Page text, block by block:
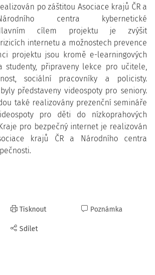
po záštitou Asociace krajů ČR a
centra kybernetické
cílem projektu je zvýšit
internetu a možnostech prevence
projektu jsou kromě e-learningových
studenty, připraveny lekce pro učitele,
sociální pracovníky a policisty.
představeny videospoty pro seniory.
také realizovány prezenční semináře
pro děti do nízkoprahových
pro bezpečný internet je realizován
krajů ČR a Národního centra
Tisknout
Sdílet
Poznámka